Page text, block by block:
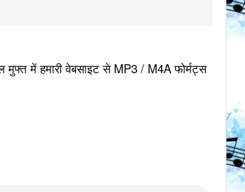
मुफ्त में हमारी वेबसाइट से MP3 / M4A फोर्मट्स